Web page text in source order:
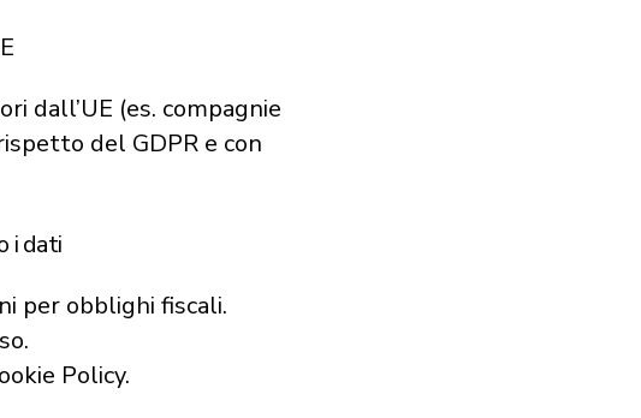
dall’UE (es. compagnie
del GDPR e con
i dati
per obblighi fiscali.
Policy.